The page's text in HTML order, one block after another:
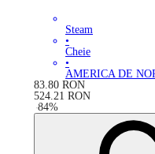
Steam
•
Cheie
•
AMERICA DE
83.80 RON
524.21 RON
-84%